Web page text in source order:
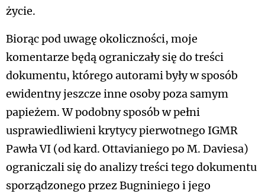
życie.
Biorąc pod uwagę okoliczności, moje
komentarze będą ograniczały się do treści
dokumentu, którego autorami były w sposób
ewidentny jeszcze inne osoby poza samym
papieżem. W podobny sposób w pełni
usprawiedliwieni krytycy pierwotnego IGMR
Pawła VI (od kard. Ottavianiego po M. Daviesa)
ograniczali się do analizy treści tego dokumentu
sporządzonego przez Bugniniego i jego